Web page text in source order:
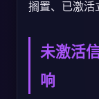
搁置、已激活
未激活
响